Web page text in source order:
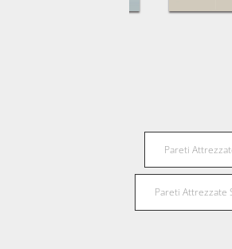
Pareti
Pareti Attrezzate